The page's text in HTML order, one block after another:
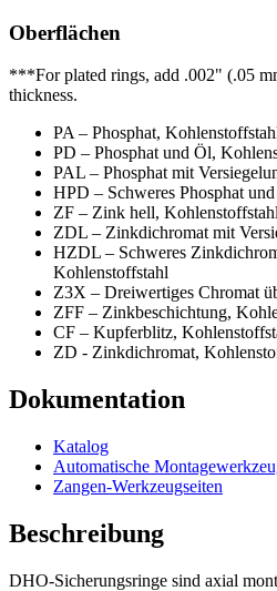
Oberflächen
***For plated rings, add .002" (.05
thickness.
PA – Phosphat,
PD – Phosphat und Öl,
PAL – Phosphat mit
HPD – Schweres Phosphat
ZF – Zink hell, Kohlenstoffstahl
ZDL – Zinkdichromat mit
HZDL – Schweres
Kohlenstoffstahl
Z3X – Dreiwertiges Chromat
ZFF – Zinkbeschichtung,
CF – Kupferblitz,
ZD - Zinkdichromat,
Dokumentation
Katalog
Automatische
Zangen-Werkzeugseiten
Beschreibung
DHO-Sicherungsringe sind axial